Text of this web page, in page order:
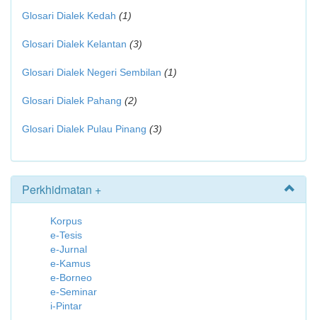
Glosari Dialek Kedah (1)
Glosari Dialek Kelantan (3)
Glosari Dialek Negeri Sembilan (1)
Glosari Dialek Pahang (2)
Glosari Dialek Pulau Pinang (3)
Perkhidmatan +
Korpus
e-Tesis
e-Jurnal
e-Kamus
e-Borneo
e-Seminar
i-Pintar